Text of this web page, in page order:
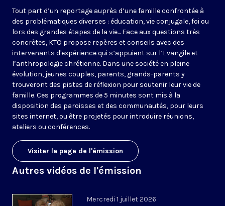
Tout part d’un reportage auprès d’une famille confrontée à
des problématiques diverses : éducation, vie conjugale, foi ou
lors des grandes étapes de la vie... Face aux questions très
concrètes, KTO propose repères et conseils avec des
intervenants d'expérience qui s’appuient sur l’Evangile et
l’anthropologie chrétienne. Dans une société en pleine
évolution, jeunes couples, parents, grands-parents y
trouveront des pistes de réflexion pour soutenir leur vie de
famille. Ces programmes de 5 minutes sont mis à la
disposition des paroisses et des communautés, pour leurs
sites internet, ou être projetés pour introduire réunions,
ateliers ou conférences.
Visiter la page de l'émission
Autres vidéos de l'émission
Mercredi 1 juillet 2026